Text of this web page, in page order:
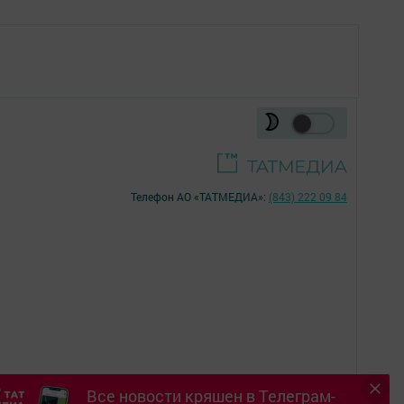
Все новости кряшен в Телеграм-
Телефон АО «ТАТМЕДИА»: (843) 222 09 84